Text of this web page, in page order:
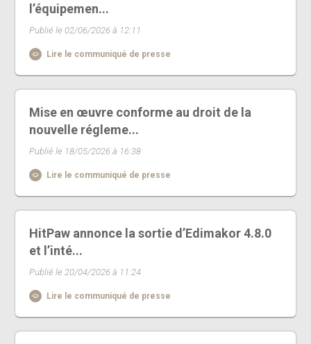
l’équipemen...
Publié le 02/06/2026 à 12:11
Lire le communiqué de presse
Mise en œuvre conforme au droit de la
nouvelle régleme...
Publié le 18/05/2026 à 16:38
Lire le communiqué de presse
HitPaw annonce la sortie d’Edimakor 4.8.0
et l’inté...
Publié le 20/04/2026 à 11:24
Lire le communiqué de presse